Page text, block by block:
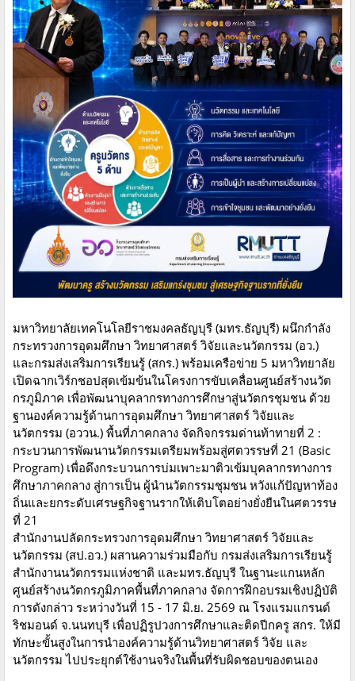
มหาวิทยาลัยเทคโนโลยีราชมงคลธัญบุรี (มทร.ธัญบุรี) ผนึกกำลัง
กระทรวงการอุดมศึกษา วิทยาศาสตร์ วิจัยและนวัตกรรม (อว.)
และกรมส่งเสริมการเรียนรู้ (สกร.) พร้อมเครือข่าย 5 มหาวิทยาลัย
เปิดฉากเวิร์กชอปสุดเข้มข้นในโครงการขับเคลื่อนศูนย์สร้างนวัต
กรภูมิภาค เพื่อพัฒนาบุคลากรทางการศึกษาสู่นวัตกรชุมชน ด้วย
ฐานองค์ความรู้ด้านการอุดมศึกษา วิทยาศาสตร์ วิจัยและ
นวัตกรรม (อววน.) พื้นที่ภาคกลาง จัดกิจกรรมด่านท้าทายที่ 2 :
กระบวนการพัฒนานวัตกรรมเตรียมพร้อมสู่ศตวรรษที่ 21 (Basic
Program) เพื่อดึงกระบวนการบ่มเพาะมาติวเข้มบุคลากรทางการ
ศึกษาภาคกลาง สู่การเป็น ผู้นำนวัตกรรมชุมชน หวังแก้ปัญหาท้อง
ถิ่นและยกระดับเศรษฐกิจฐานรากให้เติบโตอย่างยั่งยืนในศตวรรษ
ที่ 21
สำนักงานปลัดกระทรวงการอุดมศึกษา วิทยาศาสตร์ วิจัยและ
นวัตกรรม (สป.อว.) ผสานความร่วมมือกับ กรมส่งเสริมการเรียนรู้
สำนักงานนวัตกรรมแห่งชาติ และมทร.ธัญบุรี ในฐานะแกนหลัก
ศูนย์สร้างนวัตกรภูมิภาคพื้นที่ภาคกลาง จัดการฝึกอบรมเชิงปฏิบัติ
การดังกล่าว ระหว่างวันที่ 15 - 17 มิ.ย. 2569 ณ โรงแรมแกรนด์
ริชมอนด์ จ.นนทบุรี เพื่อปฏิรูปวงการศึกษาและติดปีกครู สกร. ให้มี
ทักษะขั้นสูงในการนำองค์ความรู้ด้านวิทยาศาสตร์ วิจัย และ
นวัตกรรม ไปประยุกต์ใช้งานจริงในพื้นที่รับผิดชอบของตนเอง